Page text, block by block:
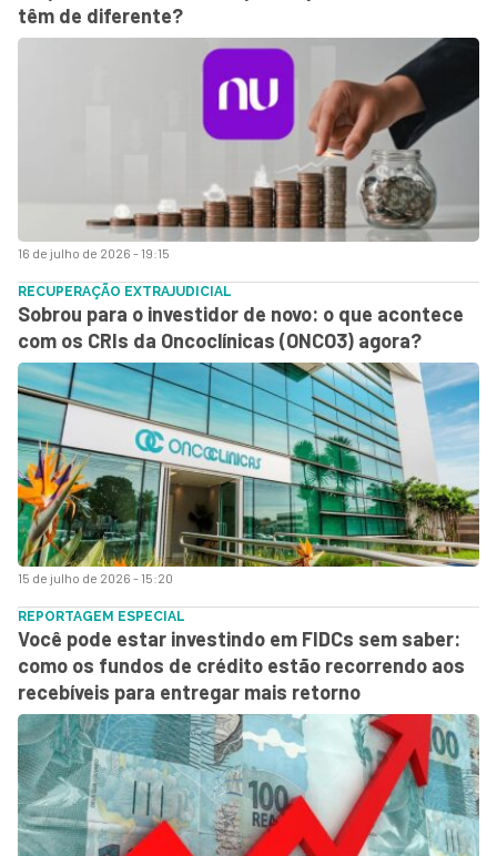
16 de julho de 2026 - 19:15
têm de diferente?
15 de julho de 2026 - 15:20
RECUPERAÇÃO EXTRAJUDICIAL
Sobrou para o investidor de novo: o que acontece
com os CRIs da Oncoclínicas (ONCO3) agora?
REPORTAGEM ESPECIAL
Você pode estar investindo em FIDCs sem saber:
como os fundos de crédito estão recorrendo aos
recebíveis para entregar mais retorno